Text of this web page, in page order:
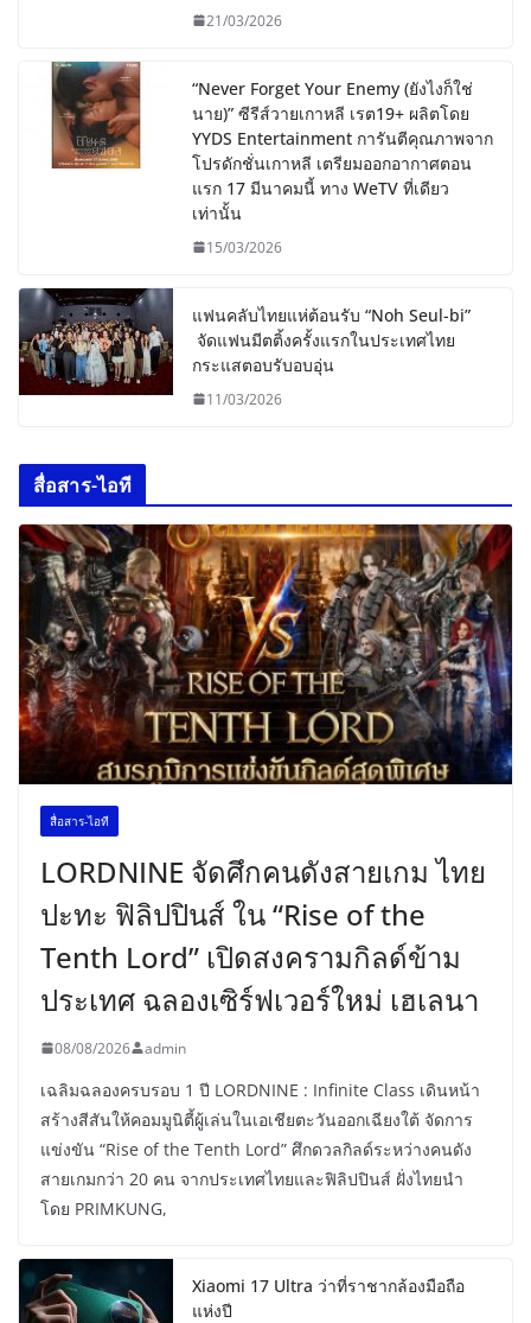
21/03/2026
“Never Forget Your Enemy (ยังไงก็ใช่
นาย)” ซีรีส์วายเกาหลี เรต19+ ผลิตโดย
YYDS Entertainment การันตีคุณภาพจาก
โปรดักชั่นเกาหลี เตรียมออกอากาศตอน
แรก 17 มีนาคมนี้ ทาง WeTV ที่เดียว
เท่านั้น
15/03/2026
แฟนคลับไทยแห่ต้อนรับ “Noh Seul-bi”
จัดแฟนมีตติ้งครั้งแรกในประเทศไทย
กระแสตอบรับอบอุ่น
11/03/2026
สื่อสาร-ไอที
สื่อสาร-ไอที
LORDNINE จัดศึกคนดังสายเกม ไทย
ปะทะ ฟิลิปปินส์ ใน “Rise of the
Tenth Lord” เปิดสงครามกิลด์ข้าม
ประเทศ ฉลองเซิร์ฟเวอร์ใหม่ เฮเลนา
08/08/2026 admin
เฉลิมฉลองครบรอบ 1 ปี LORDNINE : Infinite Class เดินหน้า
สร้างสีสันให้คอมมูนิตี้ผู้เล่นในเอเชียตะวันออกเฉียงใต้ จัดการ
แข่งขัน “Rise of the Tenth Lord” ศึกดวลกิลด์ระหว่างคนดัง
สายเกมกว่า 20 คน จากประเทศไทยและฟิลิปปินส์ ฝั่งไทยนำ
โดย PRIMKUNG,
Xiaomi 17 Ultra ว่าที่ราชากล้องมือถือ
แห่งปี